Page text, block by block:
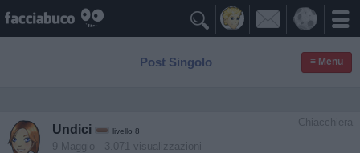

Post Singolo ≡ Menu
Chiacchiera
Undici livello 8
9 Maggio - 3.071 visualizzazioni